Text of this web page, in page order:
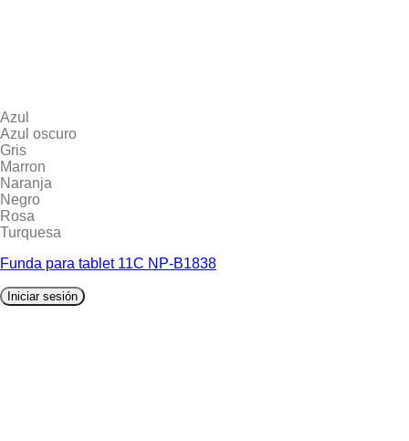
Azul
Azul oscuro
Gris
Marron
Naranja
Negro
Rosa
Turquesa
Funda para tablet 11C NP-B1838
Iniciar sesión